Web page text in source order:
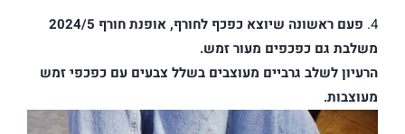
4.
פעם ראשונה שיוצא כפכף לחורף, אופנת חורף 2024/5
משלבת גם כפכפים מעור זמש.
הרעיון לשלב גרביים מעוצבים בשלל צבעים עם כפכפי זמש
מעוצבות.